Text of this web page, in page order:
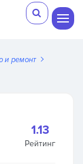
и ремонт
1.13
Рейтинг